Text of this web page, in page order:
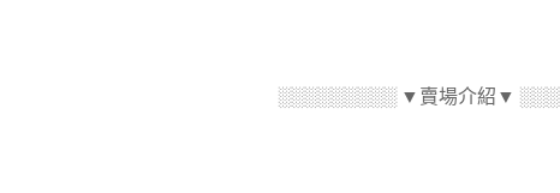
░░░░░░░░░ ▼賣場介紹▼